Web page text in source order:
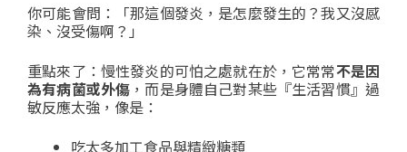
你可能會問：「那這個發炎，是怎麼發生的？我又沒感
染、沒受傷啊？」
重點來了：慢性發炎的可怕之處就在於，它常常不是因
為有病菌或外傷 ，而是身體自己對某些『生活習慣』過
敏反應太強，像是：
吃太多加工食品與精緻糖類